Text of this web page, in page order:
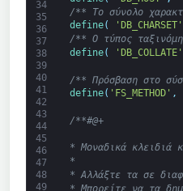
34
35
36
37
38
39
40
41
42
43
44
45
46
47
48
49
/** Το σύνολο
define( 'DB_CHARSET'
/** Ο τύπος
define( 'DB_COLLATE'
/** Πρόσβαση στο
define( 'FS_METHOD' ,
/**#@+
* Μοναδικά κλειδιά
*
* Αλλάξτε τα σε
* Μπορείτε να τα